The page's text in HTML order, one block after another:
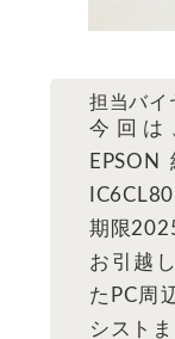
担当バイ
今回は
期限
お引越
たPC周
シスト